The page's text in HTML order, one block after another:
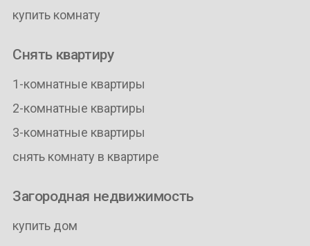
купить комнату
Снять квартиру
1-комнатные квартиры
2-комнатные квартиры
3-комнатные квартиры
снять комнату в квартире
Загородная недвижимость
купить дом